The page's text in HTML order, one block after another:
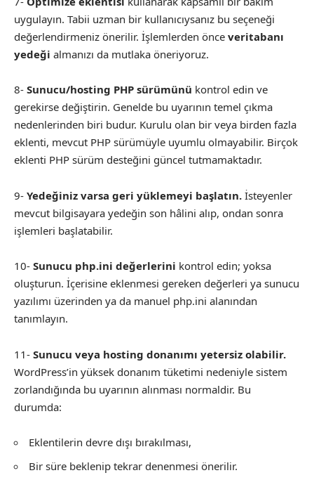
uygulayın. Tabii uzman bir kullanıcıysanız bu seçeneği
değerlendirmeniz önerilir. İşlemlerden önce veritabanı
yedeği almanızı da mutlaka öneriyoruz.
8- Sunucu/hosting PHP sürümünü kontrol edin ve
gerekirse değiştirin. Genelde bu uyarının temel çıkma
nedenlerinden biri budur. Kurulu olan bir veya birden fazla
eklenti, mevcut PHP sürümüyle uyumlu olmayabilir. Birçok
eklenti PHP sürüm desteğini güncel tutmamaktadır.
9- Yedeğiniz varsa geri yüklemeyi başlatın. İsteyenler
mevcut bilgisayara yedeğin son hâlini alıp, ondan sonra
işlemleri başlatabilir.
10- Sunucu php.ini değerlerini kontrol edin; yoksa
oluşturun. İçerisine eklenmesi gereken değerleri ya sunucu
yazılımı üzerinden ya da manuel php.ini alanından
tanımlayın.
11- Sunucu veya hosting donanımı yetersiz olabilir.
WordPress’in yüksek donanım tüketimi nedeniyle sistem
zorlandığında bu uyarının alınması normaldir. Bu
durumda:
Eklentilerin devre dışı bırakılması,
Bir süre beklenip tekrar denenmesi önerilir.